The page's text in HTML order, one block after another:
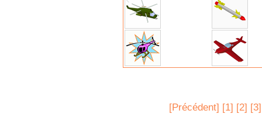
[Précédent] [1] [2] [3]